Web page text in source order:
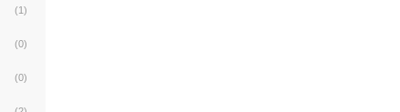
(1)
(0)
(0)